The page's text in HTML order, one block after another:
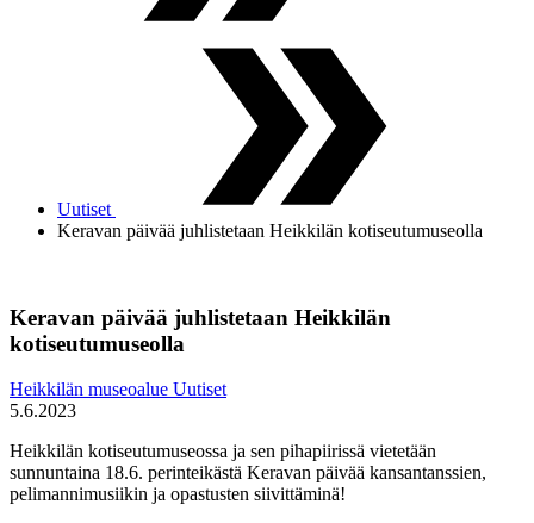
Uutiset
Keravan päivää juhlistetaan Heikkilän kotiseutumuseolla
Keravan päivää juhlistetaan Heikkilän
kotiseutumuseolla
Heikkilän museoalue Uutiset
5.6.2023
Heikkilän kotiseutumuseossa ja sen pihapiirissä vietetään
sunnuntaina 18.6. perinteikästä Keravan päivää kansantanssien,
pelimannimusiikin ja opastusten siivittäminä!